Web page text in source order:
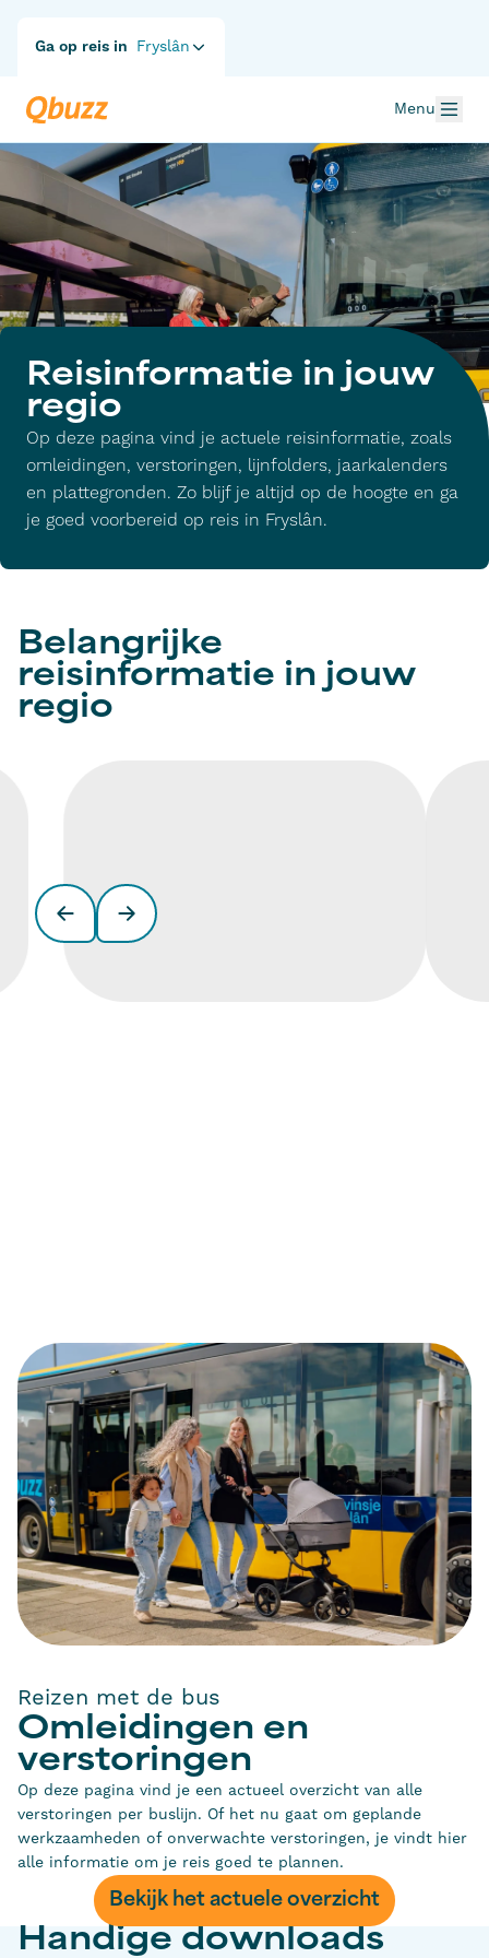
Ga op reis in Fryslân
Menu
Reisinformatie in jouw
regio
Op deze pagina vind je actuele reisinformatie, zoals
omleidingen, verstoringen, lijnfolders, jaarkalenders
en plattegronden. Zo blijf je altijd op de hoogte en ga
je goed voorbereid op reis in Fryslân.
Belangrijke
reisinformatie in jouw
regio
Reizen met de bus
Omleidingen en
verstoringen
Op deze pagina vind je een actueel overzicht van alle
verstoringen per buslijn. Of het nu gaat om geplande
werkzaamheden of onverwachte verstoringen, je vindt hier
alle informatie om je reis goed te plannen.
Bekijk het actuele overzicht
Handige downloads